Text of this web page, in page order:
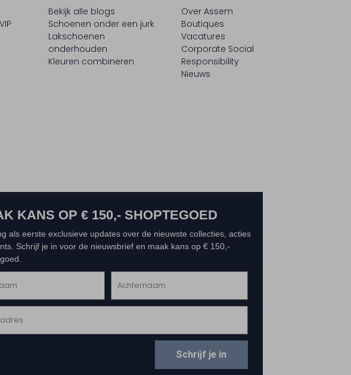
Bekijk alle blogs
Schoenen onder een jurk
Lakschoenen
onderhouden
Kleuren combineren
Over Assem
Boutiques
Vacatures
Corporate Social
Responsibility
Nieuws
KANS OP € 150,- SHOPTEGOED
als eerste exclusieve updates over de nieuwste collecties, acties
Schrijf je in voor de nieuwsbrief en maak kans op € 150,-
Schrijf je in